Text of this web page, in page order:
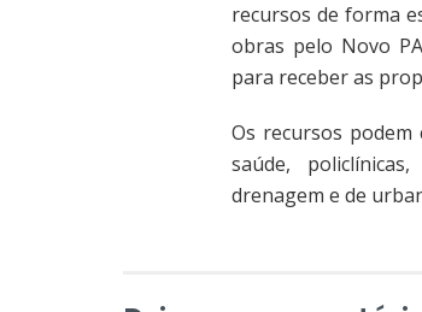
recursos de forma
obras pelo Novo
para receber as
Os recursos podem
saúde,
drenagem e de